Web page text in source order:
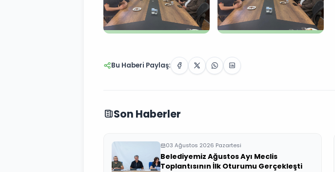
Bu Haberi Paylaş:
Son Haberler
03 Ağustos 2026 Pazartesi
Belediyemiz Ağustos Ayı Meclis
Toplantısının İlk Oturumu Gerçekleşti